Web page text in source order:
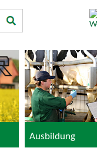
Ausbildung